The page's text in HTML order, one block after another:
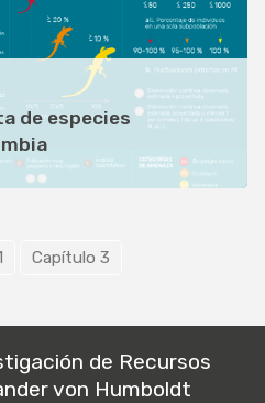
de especies
Capítulo 3
de Recursos
von Humboldt